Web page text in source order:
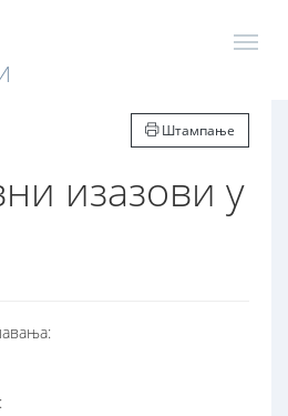
Штампање
изазови у